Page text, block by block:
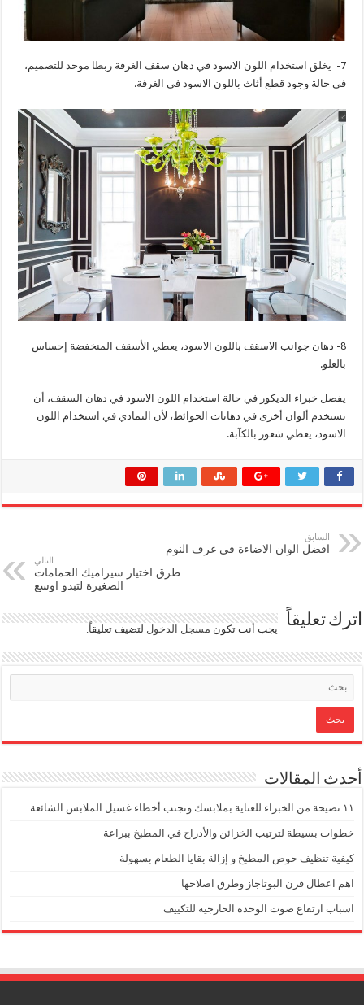
7- يخلق استخدام اللون الاسود في دهان سقف الغرفة ربطا موحد للتصميم،
في حالة وجود قطع أثاث باللون الاسود في الغرفة.
8- دهان جوانب الاسقف باللون الاسود، يعطي الأسقف المنخفضة إحساس
بالعلو.
يفضل خبراء الديكور في حالة استخدام اللون الاسود في دهان السقف، أن
نستخدم ألوان أخرى في دهانات الحوائط، لأن التمادي في استخدام اللون
الاسود، يعطي شعور بالكآبة.
السابق
افضل الوان الاضاءة في غرف النوم
التالي
طرق اختيار سيراميك الحمامات
الصغيرة لتبدو اوسع
اترك تعليقاً يجب أنت تكون مسجل الدخول لتضيف تعليقاً.
أحدث المقالات
١١ نصيحة من الخبراء للعناية بملابسك وتجنب أخطاء غسيل الملابس الشائعة
خطوات بسيطة لترتيب الخزائن والأدراج في المطبخ ببراعة
كيفية تنظيف حوض المطبخ و إزالة بقايا الطعام بسهولة
اهم اعطال فرن البوتاجاز وطرق اصلاحها
اسباب ارتفاع صوت الوحده الخارجية للتكييف